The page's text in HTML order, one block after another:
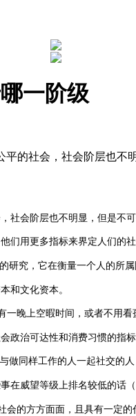
一阶级
的社会，社会阶层也
社会阶层也不明显，但是不
们用更多指标来界定人们的
研究，它在衡量一个人的所
和文化资本。
一晚上空暇时间，或者不用
政治可达性和消费习惯的指
做同样工作的人一起社交的
在威望等级上排名较低的话
会的方方面面，且具有一定的